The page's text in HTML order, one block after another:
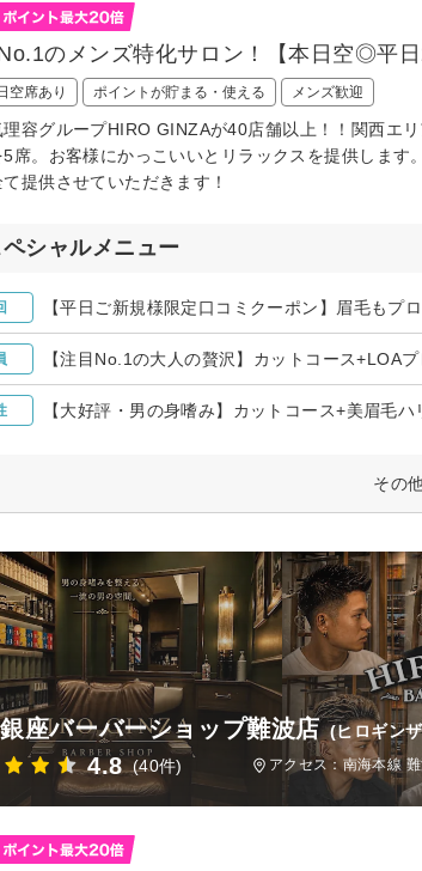
のメンズ特化サロン！【本日空◎平
空席あり ポイントが貯まる・使える メンズ歓迎
理容グループHIRO GINZAが40店舗以上！！関西エ
席。お客様にかっこいいとリラックスを提供しま
提供させていただきます！
ペシャルメニュー
【平日ご新規様限定口コミクーポン】眉毛もプ
【注目No.1の大人の贅沢】カットコース+LOA
【大好評・男の身嗜み】カットコース+美眉毛
その
座バーバーショップ難波店 (ヒロギン
4.8 (40件) アクセス：南海本線